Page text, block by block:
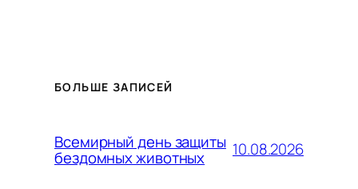
БОЛЬШЕ ЗАПИСЕЙ
Всемирный день защиты
бездомных животных 10.08.2026